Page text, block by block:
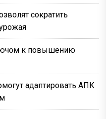
сократить
к повышению
адаптировать АПК